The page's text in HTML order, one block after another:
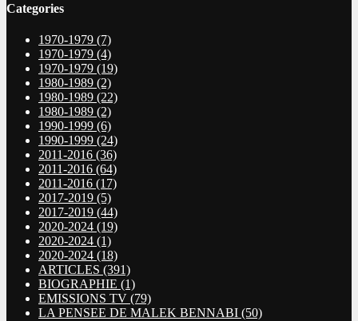
Categories
1970-1979 (7)
1970-1979 (4)
1970-1979 (19)
1980-1989 (2)
1980-1989 (22)
1980-1989 (2)
1990-1999 (6)
1990-1999 (24)
2011-2016 (36)
2011-2016 (64)
2011-2016 (17)
2017-2019 (5)
2017-2019 (44)
2020-2024 (19)
2020-2024 (1)
2020-2024 (18)
ARTICLES (391)
BIOGRAPHIE (1)
EMISSIONS TV (79)
LA PENSEE DE MALEK BENNABI (50)